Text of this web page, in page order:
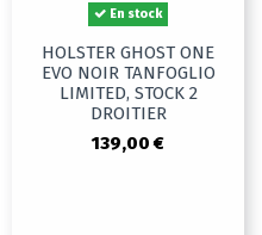
En stock
HOLSTER GHOST ONE
EVO NOIR TANFOGLIO
LIMITED, STOCK 2
DROITIER
139,00 €